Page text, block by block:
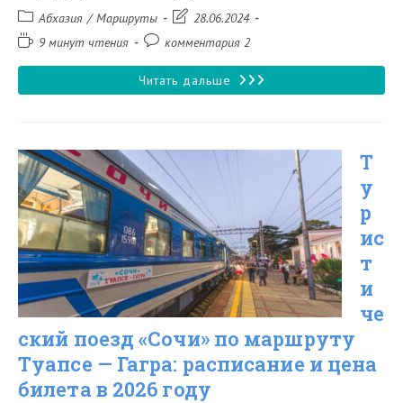
Рубрика
записи:
Абхазия / Маршруты
Запись28.06.2024
Время9 минут чтения
Комментарии
записи:
комментария 2
Читать дальше Пассажирский
маршруту
Москва
—
Сухум:
расписание
и
Т
у
р
ис
т
и
че
ский поезд «Сочи» по маршруту
Туапсе — Гагра: расписание и цена
билета в 2026 году